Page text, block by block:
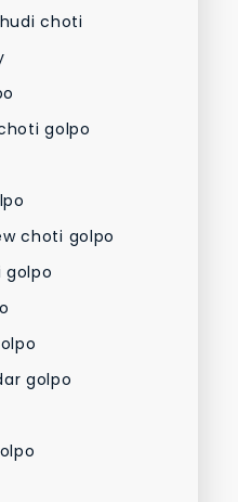
choti
golpo
choti golpo
golpo